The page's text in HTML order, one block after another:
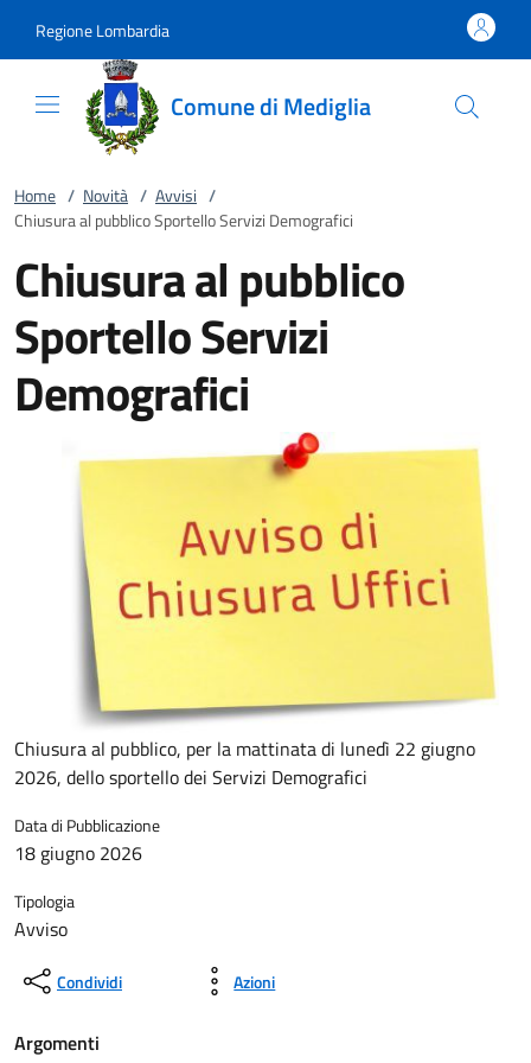
Regione Lombardia
Comune di Mediglia
Home / Novità / Avvisi /
Chiusura al pubblico Sportello Servizi Demografici
Chiusura al pubblico
Sportello Servizi
Demografici
Chiusura al pubblico, per la mattinata di lunedì 22 giugno
2026, dello sportello dei Servizi Demografici
Data di Pubblicazione
18 giugno 2026
Tipologia
Avviso
Condividi Azioni
Argomenti